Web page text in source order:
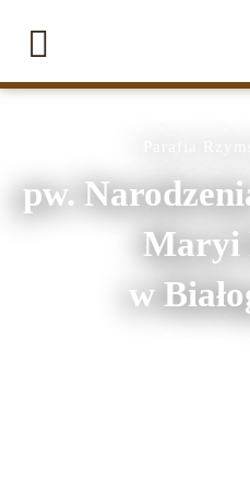
pw.
Maryi
w